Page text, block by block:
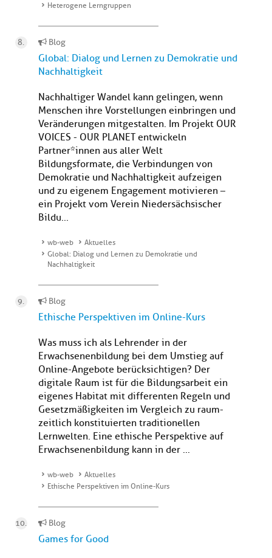
Heterogene Lerngruppen
Blog
Global: Dialog und Lernen zu Demokratie und
Nachhaltigkeit
Nachhaltiger Wandel kann gelingen, wenn
Menschen ihre Vorstellungen einbringen und
Veränderungen mitgestalten. Im Projekt OUR
VOICES - OUR PLANET entwickeln
Partner*innen aus aller Welt
Bildungsformate, die Verbindungen von
Demokratie und Nachhaltigkeit aufzeigen
und zu eigenem Engagement motivieren –
ein Projekt vom Verein Niedersächsischer
Bildu...
wb-web
Aktuelles
Global: Dialog und Lernen zu Demokratie und
Nachhaltigkeit
Blog
Ethische Perspektiven im Online-Kurs
Was muss ich als Lehrender in der
Erwachsenenbildung bei dem Umstieg auf
Online-Angebote berücksichtigen? Der
digitale Raum ist für die Bildungsarbeit ein
eigenes Habitat mit differenten Regeln und
Gesetzmäßigkeiten im Vergleich zu raum-
zeitlich konstituierten traditionellen
Lernwelten. Eine ethische Perspektive auf
Erwachsenenbildung kann in der ...
wb-web
Aktuelles
Ethische Perspektiven im Online-Kurs
Blog
Games for Good